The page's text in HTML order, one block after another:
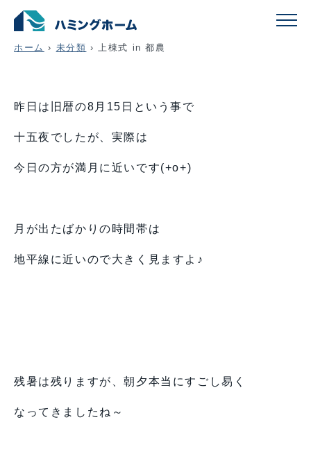
上棟式 in 都農
ホーム › 未分類 › 上棟式 in 都農
昨日は旧暦の8月15日という事で
十五夜でしたが、実際は
今日の方が満月に近いです(+o+)
月が出たばかりの時間帯は
地平線に近いので大きく見ますよ♪
残暑は残りますが、朝夕本当にすごし易く
なってきましたね～